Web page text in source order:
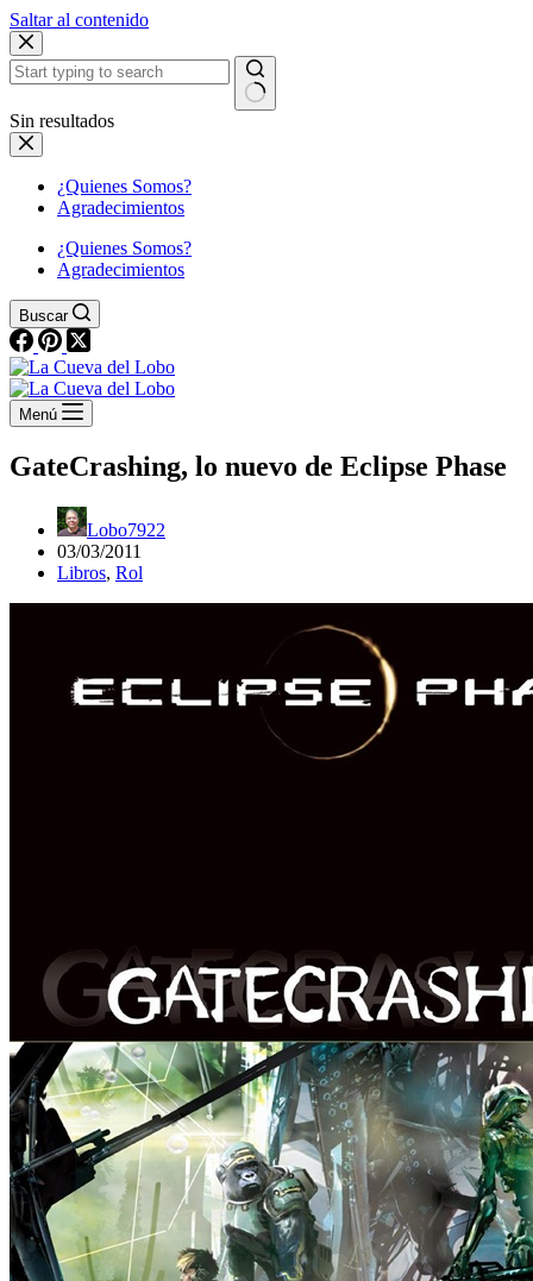
Saltar al contenido
Sin resultados
¿Quienes Somos?
Agradecimientos
¿Quienes Somos?
Agradecimientos
Buscar
Menú
GateCrashing, lo nuevo de Eclipse Phase
Lobo7922
03/03/2011
Libros, Rol